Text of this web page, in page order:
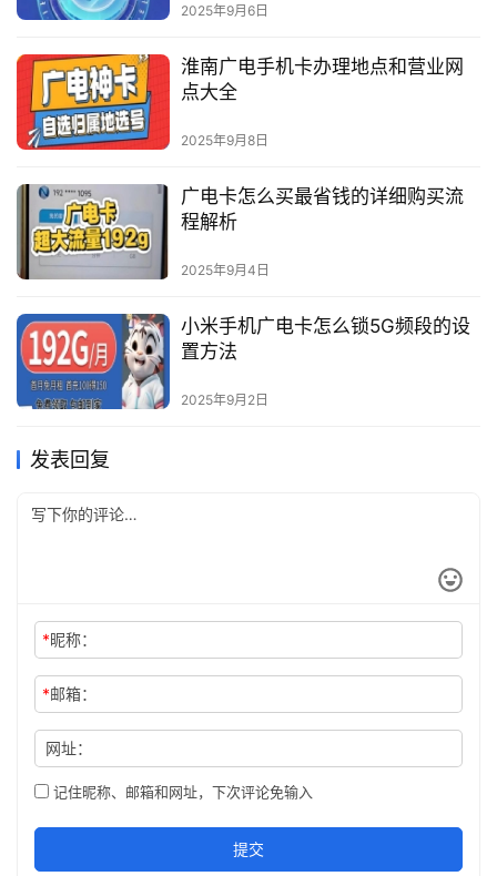
2025年9月6日
淮南广电手机卡办理地点和营业网
点大全
2025年9月8日
广电卡怎么买最省钱的详细购买流
程解析
2025年9月4日
小米手机广电卡怎么锁5G频段的设
置方法
2025年9月2日
发表回复
*昵称：
*邮箱：
网址：
记住昵称、邮箱和网址，下次评论免输入
提交